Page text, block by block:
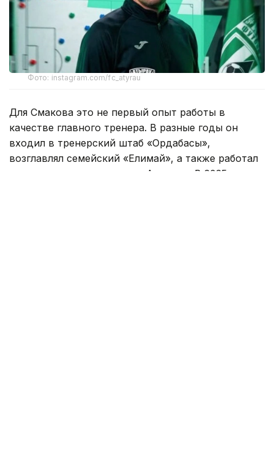
Фото: instagram.com/fc_atyrau
Для Смакова это не первый опыт работы в
качестве главного тренера. В разные годы он
входил в тренерский штаб «Ордабасы»,
возглавлял семейский «Елимай», а также работал
техническим директором «Астаны». В 2025 году